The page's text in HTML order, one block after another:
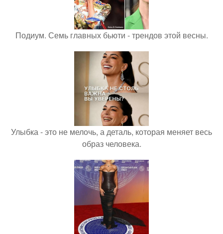
Подиум. Семь главных бьюти - трендов этой весны.
Улыбка - это не мелочь, а деталь, которая меняет весь
образ человека.